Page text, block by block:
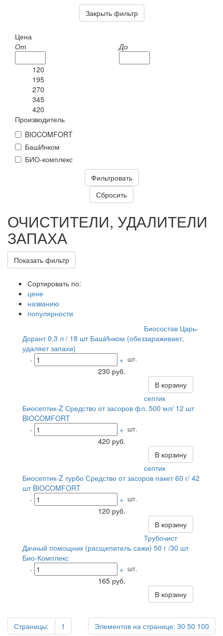
Закрыть фильтр
Цена
От
До
120
195
270
345
420
Производитель
BIOCOMFORT
БашИнком
БИО-комплекс
ОЧИСТИТЕЛИ, УДАЛИТЕЛИ
ЗАПАХА
Показать фильтр
Сортировать по:
цене
названию
популярности
Биосостав Царь-
Дорант 0,3 л / 18 шт БашИнком (обеззараживает,
удаляет запахи)
-
+ шт.
230 руб.
В корзину
септик
Биосептик-Z Средство от засоров фл. 500 мл/ 12 шт
BIOCOMFORT
-
+ шт.
420 руб.
В корзину
септик
Биосептик-Z турбо Средство от засоров пакет 60 г/ 42
шт BIOCOMFORT
-
+ шт.
120 руб.
В корзину
Трубочист
Дачный помощник (расщепитель сажи) 50 г /30 шт
Био-Комплекс
-
+ шт.
165 руб.
В корзину
Элементов на странице: 30 50 100
Страницы: 1